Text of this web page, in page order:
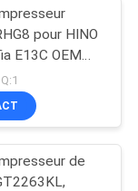
pour HINO
E13C OEM
S1760-
E0101
de